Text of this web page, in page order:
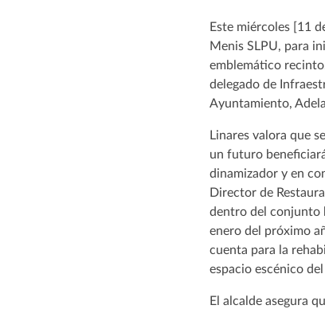
Este miércoles [11
Menis SLPU, para
emblemático
delegado de
Ayuntamiento,
Linares valora que
un futuro
dinamizador y en
Director de
dentro del conjunto
enero del próximo
cuenta para la
espacio escénico
El alcalde asegura